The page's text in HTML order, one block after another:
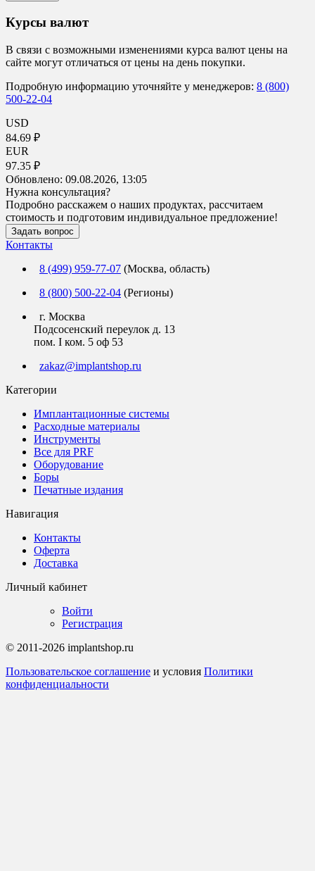
Курсы валют
В связи с возможными изменениями курса валют цены на
сайте могут отличаться от цены на день покупки.
Подробную информацию уточняйте у менеджеров: 8 (800)
500-22-04
USD
84.69 ₽
EUR
97.35 ₽
Обновлено: 09.08.2026, 13:05
Нужна консультация?
Подробно расскажем о наших продуктах, рассчитаем
стоимость и подготовим индивидуальное предложение!
Задать вопрос
Контакты
8 (499) 959-77-07 (Москва, область)
8 (800) 500-22-04 (Регионы)
г. Москва
Подсосенский переулок д. 13
пом. I ком. 5 оф 53
zakaz@implantshop.ru
Категории
Имплантационные системы
Расходные материалы
Инструменты
Все для PRF
Оборудование
Боры
Печатные издания
Навигация
Контакты
Оферта
Доставка
Личный кабинет
Войти
Регистрация
© 2011-2026 implantshop.ru
Пользовательское соглашение и условия Политики
конфиденциальности